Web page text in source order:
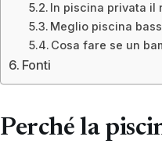
In piscina privata il
Meglio piscina
Cosa fare se un
Fonti
Perché la